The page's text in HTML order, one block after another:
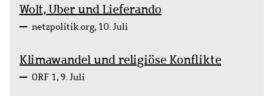
netzpolitik.org, 10. Juli
Wolt, Uber und Lieferando
ORF 1, 9. Juli
Klimawandel und religiöse Konflikte